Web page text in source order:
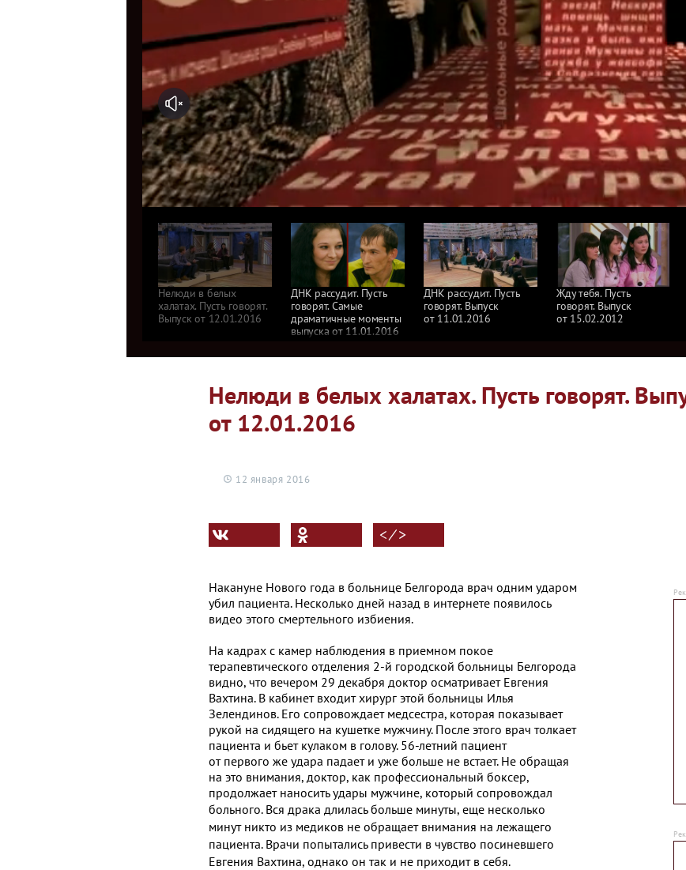
Нелюди в белых
халатах. Пусть говорят.
Выпуск от 12.01.2016
ДНК рассудит. Пусть
говорят. Самые
драматичные моменты
выпуска от 11.01.2016
ДНК рассудит. Пусть
говорят. Выпуск
от 11.01.2016
Жду тебя. Пусть
говорят. Выпуск
от 15.02.2012
Нелюди в белых халатах. Пусть говорят.
от 12.01.2016
12 января 2016
< ⁄ >
Накануне Нового года в больнице Белгорода врач одним ударом
убил пациента. Несколько дней назад в интернете появилось
видео этого смертельного избиения.
На кадрах с камер наблюдения в приемном покое
терапевтического отделения 2-й городской больницы Белгорода
видно, что вечером 29 декабря доктор осматривает Евгения
Вахтина. В кабинет входит хирург этой больницы Илья
Зелендинов. Его сопровождает медсестра, которая показывает
рукой на сидящего на кушетке мужчину. После этого врач толкает
пациента и бьет кулаком в голову. 56-летний пациент
от первого же удара падает и уже больше не встает. Не обращая
на это внимания, доктор, как профессиональный боксер,
продолжает наносить удары мужчине, который сопровождал
больного. Вся драка длилась больше минуты, еще несколько
минут никто из медиков не обращает внимания на лежащего
пациента. Врачи попытались привести в чувство посиневшего
Евгения Вахтина, однако он так и не приходит в себя.